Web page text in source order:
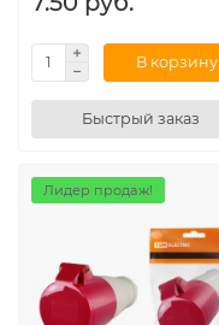
В корзину
Быстрый заказ
Лидер продаж!